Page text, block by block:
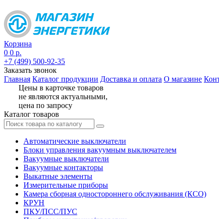
Корзина
0 0 р.
+7 (499) 500-92-35
Заказать звонок
Главная Каталог продукции Доставка и оплата О магазине
Цены в карточке товаров
не являются актуальными,
цена по запросу
Каталог товаров
Автоматические выключатели
Блоки управления вакуумным выключателем
Вакуумные выключатели
Вакуумные контакторы
Выкатные элементы
Измерительные приборы
Камера сборная одностороннего обслуживания (КСО)
КРУН
ПКУ/ПСС/ПУС